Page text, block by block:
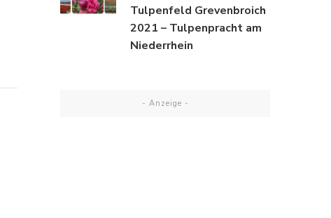
Tulpenfeld Grevenbroich
2021 – Tulpenpracht am
Niederrhein
- Anzeige -